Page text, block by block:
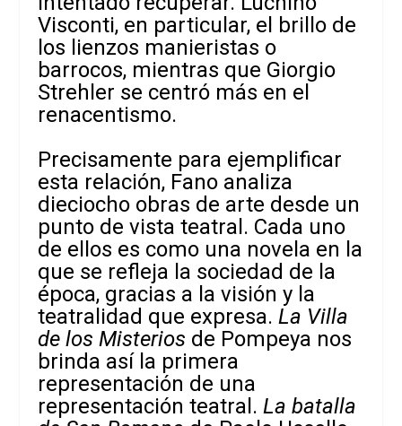
Visconti, en particular, el brillo de
los lienzos manieristas o
barrocos, mientras que Giorgio
Strehler se centró más en el
renacentismo.
Precisamente para ejemplificar
esta relación, Fano analiza
dieciocho obras de arte desde un
punto de vista teatral. Cada uno
de ellos es como una novela en la
que se refleja la sociedad de la
época, gracias a la visión y la
teatralidad que expresa.La Villa
de los Misterios de Pompeya nos
brinda así la primera
representación de una
representación teatral.La batalla